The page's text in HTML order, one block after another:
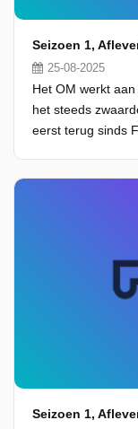
Seizoen 1,
25-08-2025
Het OM werkt
het steeds
eerst terug sinds
Seizoen 1,